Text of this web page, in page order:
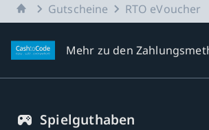
StartseiteGutscheine RTO eVoucher
Mehr zu den
Spielguthaben